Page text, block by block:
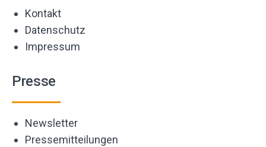
Kontakt
Datenschutz
Impressum
Presse
Newsletter
Pressemitteilungen